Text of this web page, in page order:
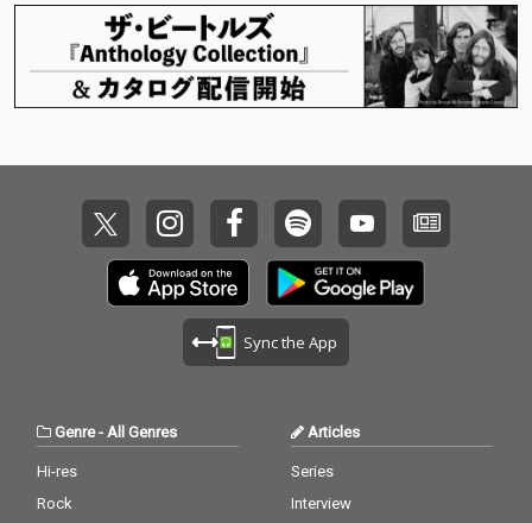
スターの臨場感、高揚
感が凝縮した楽曲をぜ
ひ余すところなく体感
してください。
Sync the App
Genre- All Genres
Hi-res
Rock
Articles
Series
Interview